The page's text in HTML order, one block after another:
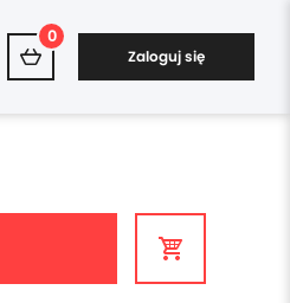
0
Zaloguj się